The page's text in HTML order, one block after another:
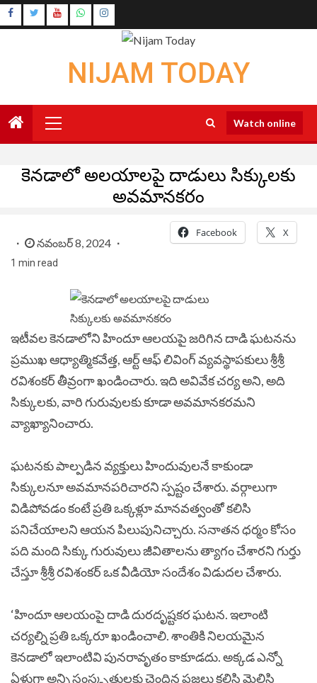
Skip
to
Instagram
NIJAM TODAY
Menu
Watch online
కెనడాలో అలయాలపై దాడులు సిక్కులకు
అవమానకరం
నవంబర్ 8, 2024
1 min read
Facebook X
ఇటీవల కెనడాలోని హిందూ ఆలయపై జరిగిన దాడి ఘటనను
ప్రముఖ ఆధ్యాత్మికవేత్త, ఆర్ట్‌ ఆఫ్‌ లివింగ్‌ వ్యవస్థాపకులు శ్రీశ్రీ
రవిశంకర్‌ తీవ్రంగా ఖండించారు. ఇది అవివేక చర్య అని, అది
సిక్కులకు, వారి గురువులకు కూడా అవమానకరమని
వ్యాఖ్యానించారు.
ఘటనకు పాల్పడిన వ్యక్తులు హిందువులనే కాకుండా
సిక్కులనూ అవమానపరిచారని స్పష్టం చేశారు. వర్గాలుగా
విడిపోవడం కంటే ప్రతి ఒక్కళ్లూ మానవత్వంతో కలిసి
పనిచేయాలని ఆయన పిలుపునిచ్చారు. సనాతన ధర్మం కోసం
పది మంది సిక్కు గురువులు జీవితాలను త్యాగం చేశారని గుర్తు
చేస్తూ శ్రీశ్రీ రవిశంకర్ ఒక వీడియో సందేశం విడుదల చేశారు.
‘హిందూ ఆలయంపై దాడి దురదృష్టకర ఘటన. ఇలాంటి
చర్యల్ని ప్రతి ఒక్కరూ ఖండించాలి. శాంతికి నిలయమైన
కెనడాలో ఇలాంటివి పునరావృతం కాకూడదు. అక్కడ ఎన్నో
ఏళ్లుగా అన్ని సంస్కృతులకు చెందిన ప్రజలు కలిసి మెలిసి